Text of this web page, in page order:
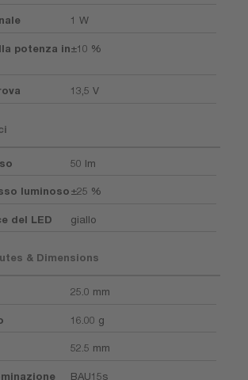
1 W
potenza in±10 %
13,5 V
50 lm
luminoso±25 %
del LED giallo
& Dimensions
25.0 mm
16.00 g
52.5 mm
BAU15s